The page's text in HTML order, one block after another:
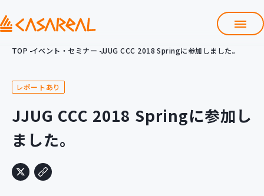
会社情報
クラウド導入支援
システム構築支援
TOP イベント・セミナー JJUG CCC 2018 Springに参加しました。
レポートあり
JJUG CCC 2018 Springに参加し
ました。